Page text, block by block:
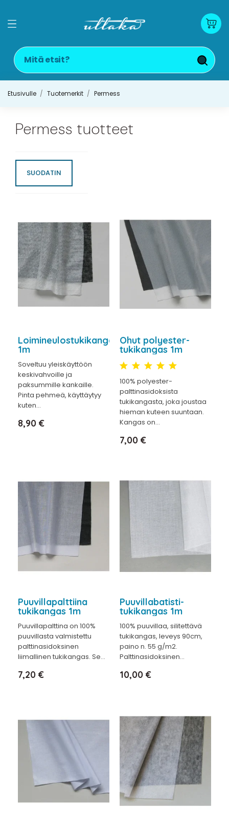
Etusivulle Tuotemerkit Permess
Permess tuotteet
SUODATIN
Loimineulostukikangas
1m
Soveltuu yleiskäyttöön
keskivahvoille ja
paksummille kankaille.
Pinta pehmeä, käyttäytyy
kuten...
Hinta
8,90 €
Ohut polyester-
tukikangas 1m
100% polyester-
palttinasidoksista
tukikangasta, joka joustaa
hieman kuteen suuntaan.
Kangas on...
Hinta
7,00 €
Puuvillapalttiina
tukikangas 1m
Puuvillapalttina on 100%
puuvillasta valmistettu
palttinasidoksinen
liimallinen tukikangas. Se...
Hinta
7,20 €
Puuvillabatisti-
tukikangas 1m
100% puuvillaa, silitettävä
tukikangas, leveys 90cm,
paino n. 55 g/m2.
Palttinasidoksinen...
Hinta
10,00 €